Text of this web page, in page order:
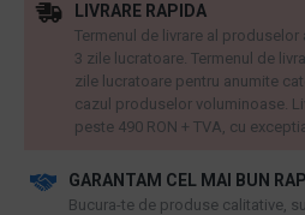
GARANTAM CEL MAI BUN
​Bucura-te de produse calitative,
LIVRARE RAPIDA
Termenul de livrare al
3 zile lucratoare. Termenul de
zile lucratoare pentru anumite
cazul produselor voluminoase.
peste 490 RON + TVA, cu